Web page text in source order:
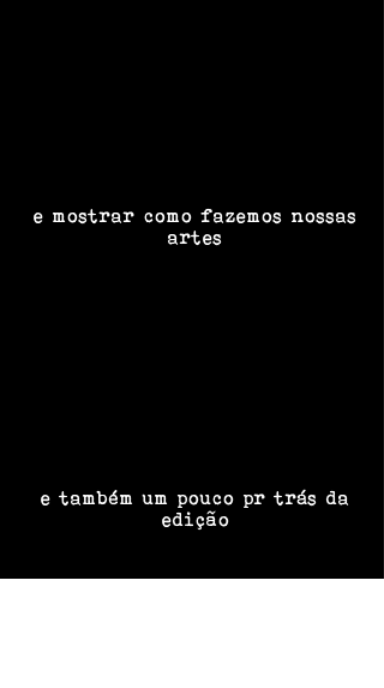
e mostrar como fazemos nossas
artes
e também um pouco pr trás da
edição